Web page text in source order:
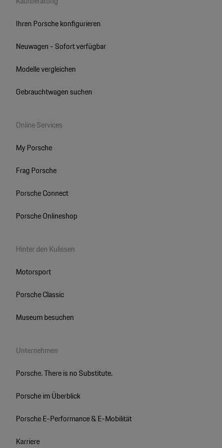
Ihren Porsche konfigurieren
Neuwagen - Sofort verfügbar
Modelle vergleichen
Gebrauchtwagen suchen
Online Services
My Porsche
Frag Porsche
Porsche Connect
Porsche Onlineshop
Hinter den Kulissen
Motorsport
Porsche Classic
Museum besuchen
Unternehmen
Porsche. There is no Substitute.
Porsche im Überblick
Porsche E-Performance & E-Mobilität
Karriere